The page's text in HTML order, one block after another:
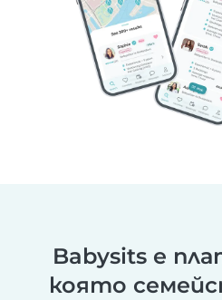
Babysits е
която